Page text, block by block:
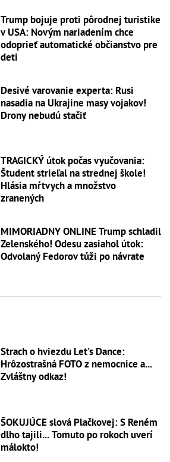
Trump bojuje proti pôrodnej turistike
v USA: Novým nariadením chce
odoprieť automatické občianstvo pre
deti
Desivé varovanie experta: Rusi
nasadia na Ukrajine masy vojakov!
Drony nebudú stačiť
TRAGICKÝ útok počas vyučovania:
Študent strieľal na strednej škole!
Hlásia mŕtvych a množstvo
zranených
MIMORIADNY ONLINE Trump schladil
Zelenského! Odesu zasiahol útok:
Odvolaný Fedorov túži po návrate
Strach o hviezdu Let's Dance:
Hrôzostrašná FOTO z nemocnice a...
Zvláštny odkaz!
ŠOKUJÚCE slová Plačkovej: S Reném
dlho tajili... Tomuto po rokoch uverí
málokto!